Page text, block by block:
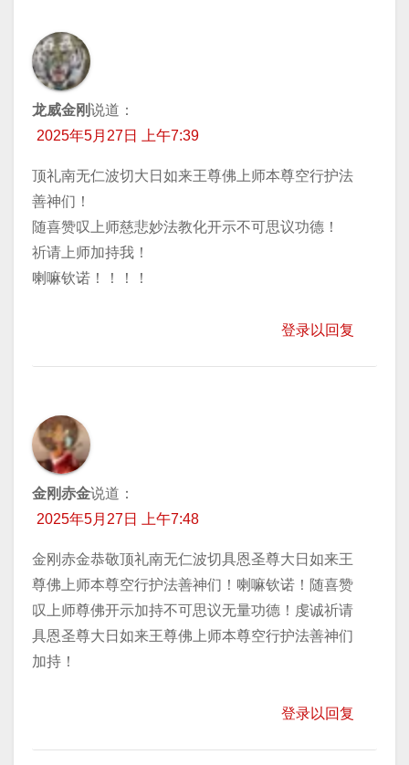
龙威金刚说道：
2025年5月27日 上午7:39
顶礼南无仁波切大日如来王尊佛上师本尊空行护法
善神们！
随喜赞叹上师慈悲妙法教化开示不可思议功德！
祈请上师加持我！
喇嘛钦诺！！！！
登录以回复
金刚赤金说道：
2025年5月27日 上午7:48
金刚赤金恭敬顶礼南无仁波切具恩圣尊大日如来王
尊佛上师本尊空行护法善神们！喇嘛钦诺！随喜赞
叹上师尊佛开示加持不可思议无量功德！虔诚祈请
具恩圣尊大日如来王尊佛上师本尊空行护法善神们
加持！
登录以回复